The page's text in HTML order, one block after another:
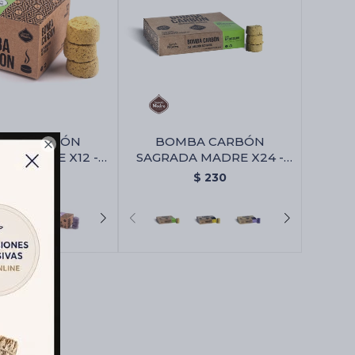

CARBÓN
MADRE X12 -
naranja
BOMBA CARBÓN
SAGRADA MADRE X24 -
Citronella/naranja
$ 230